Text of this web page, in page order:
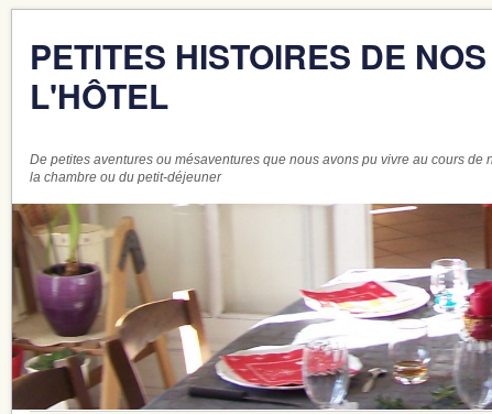
PETITES HISTOIRES DE
L'HÔTEL
De petites aventures ou mésaventures que nous avons pu vivre au cours
la chambre ou du petit-déjeuner